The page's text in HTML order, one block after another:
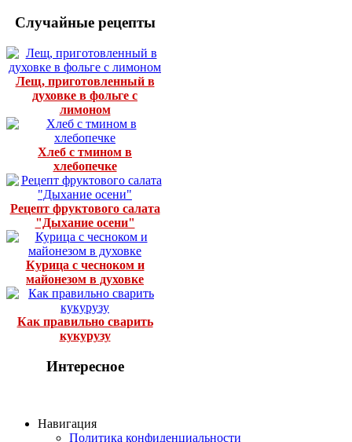
Случайные рецепты
Лещ, приготовленный в
духовке в фольге с
лимоном
Хлеб с тмином в
хлебопечке
Рецепт фруктового салата
"Дыхание осени"
Курица с чесноком и
майонезом в духовке
Как правильно сварить
кукурузу
Интересное
Навигация
Политика конфиденциальности